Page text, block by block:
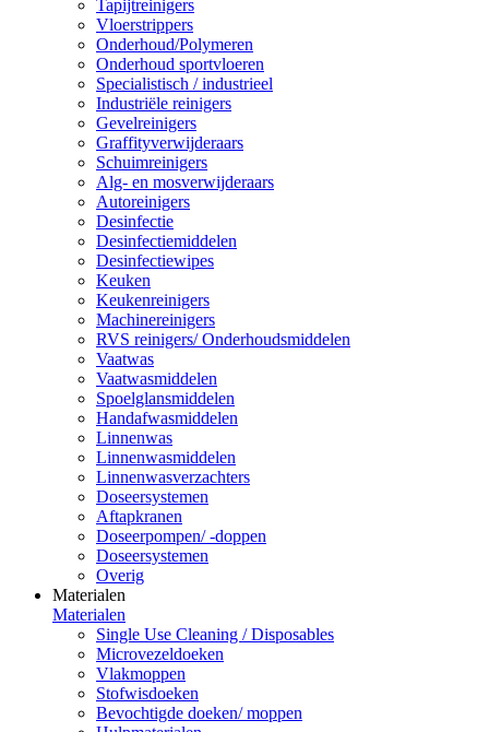
Tapijtreinigers
Vloerstrippers
Onderhoud/Polymeren
Onderhoud sportvloeren
Specialistisch / industrieel
Industriële reinigers
Gevelreinigers
Graffityverwijderaars
Schuimreinigers
Alg- en mosverwijderaars
Autoreinigers
Desinfectie
Desinfectiemiddelen
Desinfectiewipes
Keuken
Keukenreinigers
Machinereinigers
RVS reinigers/ Onderhoudsmiddelen
Vaatwas
Vaatwasmiddelen
Spoelglansmiddelen
Handafwasmiddelen
Linnenwas
Linnenwasmiddelen
Linnenwasverzachters
Doseersystemen
Aftapkranen
Doseerpompen/ -doppen
Doseersystemen
Overig
Materialen
Materialen
Single Use Cleaning / Disposables
Microvezeldoeken
Vlakmoppen
Stofwisdoeken
Bevochtigde doeken/ moppen